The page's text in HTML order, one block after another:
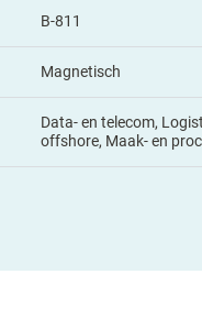
B-811
Magnetisch
Data- en telecom,
offshore, Maak- en